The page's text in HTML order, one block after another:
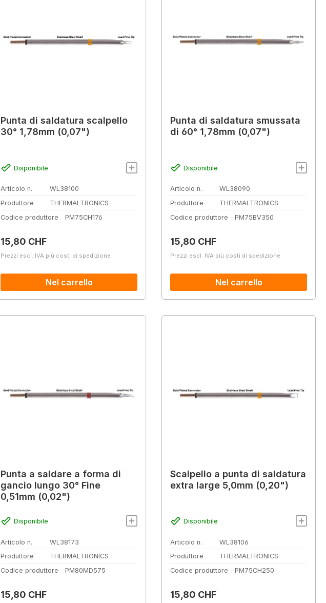
Punta di saldatura scalpello
30° 1,78mm (0,07")
Disponibile
Articolo n.
WL38100
Produttore
THERMALTRONICS
Codice produttore
PM75CH176
Prezzo normale:
15,80 CHF
Prezzi escl. IVA più costi di spedizione
Nel carrello
Punta di saldatura smussata
di 60° 1,78mm (0,07")
Disponibile
Articolo n.
WL38090
Produttore
THERMALTRONICS
Codice produttore
PM75BV350
Prezzo normale:
15,80 CHF
Prezzi escl. IVA più costi di spedizione
Nel carrello
Punta a saldare a forma di
gancio lungo 30° Fine
0,51mm (0,02")
Disponibile
Articolo n.
WL38173
Produttore
THERMALTRONICS
Codice produttore
PM80MD575
Prezzo normale:
15,80 CHF
Scalpello a punta di saldatura
extra large 5,0mm (0,20")
Disponibile
Articolo n.
WL38106
Produttore
THERMALTRONICS
Codice produttore
PM75CH250
Prezzo normale:
15,80 CHF